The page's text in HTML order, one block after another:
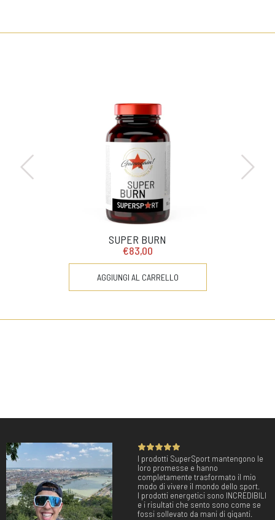
SUPER BURN
€83,00
AGGIUNGI AL CARRELLO
I prodotti SuperSport mantengono le
loro promesse e hanno
completamente trasformato il mio
modo di vivere il mondo dello sport.
I prodotti energetici sono INCREDIBILI
e i risultati che sento sono come se
fossi sollevato da mani di giganti.